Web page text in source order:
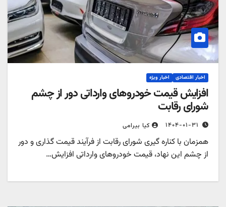
اخبار اقتصادی اخبار ویژه
افزایش قیمت خودروهای وارداتی دور از چشم
شورای رقابت
۱۴۰۴-۰۱-۳۱ کیا بیرامی
همزمان با کناره گیری شورای رقابت از فرآیند قیمت گذاری و دور
از چشم این نهاد، قیمت خودروهای وارداتی افزایش…